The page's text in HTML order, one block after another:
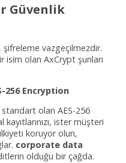
Güvenlik
şifreleme vazgeçilmezdir.
isim olan AxCrypt şunları
256 Encryption
olan AES-256
ister müşteri
koruyor olun,
corporate data
olduğu bir çağda.